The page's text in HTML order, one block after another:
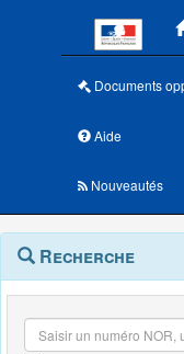
Documents
Aide
Nouveautés
Navigation
outils
Menu
contextuel
Recherche